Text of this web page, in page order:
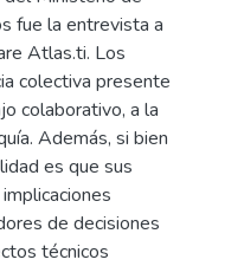
fue la entrevista a
Atlas.ti. Los
colectiva presente
colaborativo, a la
Además, si bien
es que sus
de decisiones
técnicos